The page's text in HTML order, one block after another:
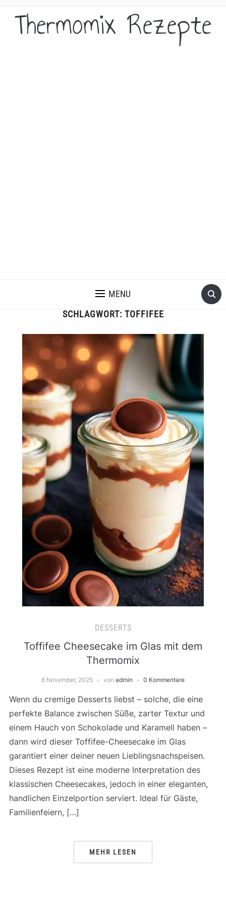
Thermomix Rezepte
MENU
SCHLAGWORT: TOFFIFEE
DESSERTS
Toffifee Cheesecake im Glas mit dem
Thermomix
6 November, 2025 von admin 0 Kommentare
Wenn du cremige Desserts liebst – solche, die eine
perfekte Balance zwischen Süße, zarter Textur und
einem Hauch von Schokolade und Karamell haben –
dann wird dieser Toffifee-Cheesecake im Glas
garantiert einer deiner neuen Lieblingsnachspeisen.
Dieses Rezept ist eine moderne Interpretation des
klassischen Cheesecakes, jedoch in einer eleganten,
handlichen Einzelportion serviert. Ideal für Gäste,
Familienfeiern, […]
MEHR LESEN